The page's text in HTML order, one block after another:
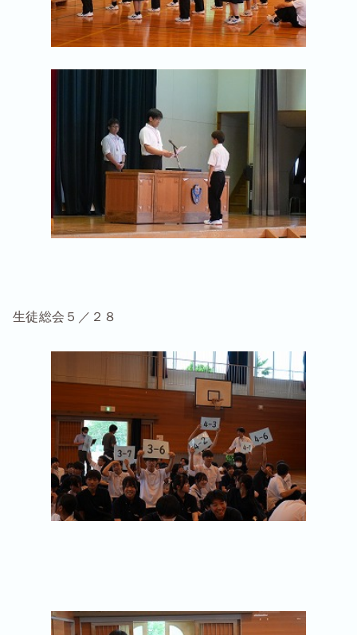
生徒総会５／２８